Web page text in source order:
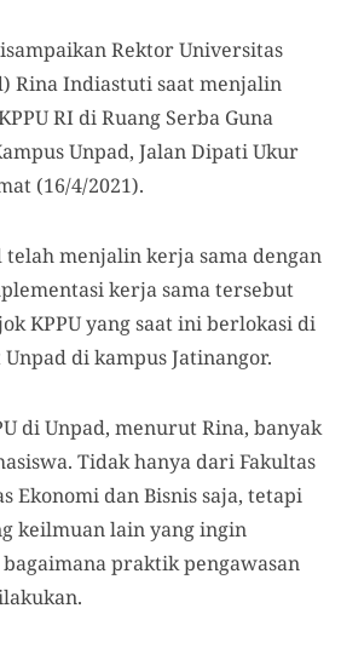
Rektor Universitas
Rina Indiastuti saat menjalin
RI di Ruang Serba Guna
Unpad, Jalan Dipati Ukur
(16/4/2021).
telah menjalin kerja sama dengan
kerja sama tersebut
KPPU yang saat ini berlokasi di
di kampus Jatinangor.
di Unpad, menurut Rina, banyak
Tidak hanya dari Fakultas
Ekonomi dan Bisnis saja, tetapi
keilmuan lain yang ingin
praktik pengawasan